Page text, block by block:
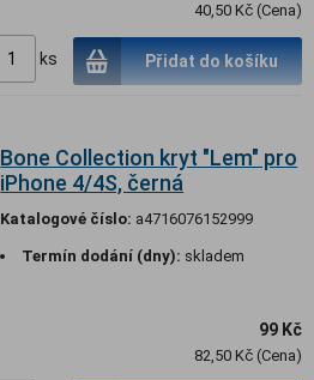
40,50 Kč (Cena)
ks Přidat do košíku
Bone Collection kryt "Lem" pro
iPhone 4/4S, černá
Katalogové číslo: a4716076152999
Termín dodání (dny): skladem
99 Kč
82,50 Kč (Cena)